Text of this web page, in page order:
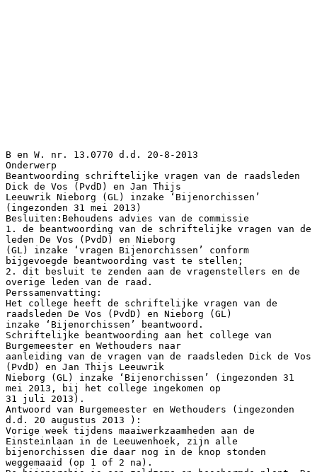
B en W. nr. 13.0770 d.d. 20-8-2013
Onderwerp
Beantwoording schriftelijke vragen van de raadsleden
Dick de Vos (PvdD) en Jan Thijs
Leeuwrik Nieborg (GL) inzake ‘Bijenorchissen’
(ingezonden 31 mei 2013)
Besluiten:Behoudens advies van de commissie
1. de beantwoording van de schriftelijke vragen van de
leden De Vos (PvdD) en Nieborg
(GL) inzake ‘vragen Bijenorchissen’ conform
bijgevoegde beantwoording vast te stellen;
2. dit besluit te zenden aan de vragenstellers en de
overige leden van de raad.
Perssamenvatting:
Het college heeft de schriftelijke vragen van de
raadsleden De Vos (PvdD) en Nieborg (GL)
inzake ‘Bijenorchissen’ beantwoord.
Schriftelijke beantwoording aan het college van
Burgemeester en Wethouders naar
aanleiding van de vragen van de raadsleden Dick de Vos
(PvdD) en Jan Thijs Leeuwrik
Nieborg (GL) inzake ‘Bijenorchissen’ (ingezonden 31
mei 2013, bij het college ingekomen op
31 juli 2013).
Antwoord van Burgemeester en Wethouders (ingezonden
d.d. 20 augustus 2013 ):
Vorige week tijdens maaiwerkzaamheden aan de
Einsteinlaan in de Leeuwenhoek, zijn alle
bijenorchissen die daar nog in de knop stonden
weggemaaid (op 1 of 2 na).